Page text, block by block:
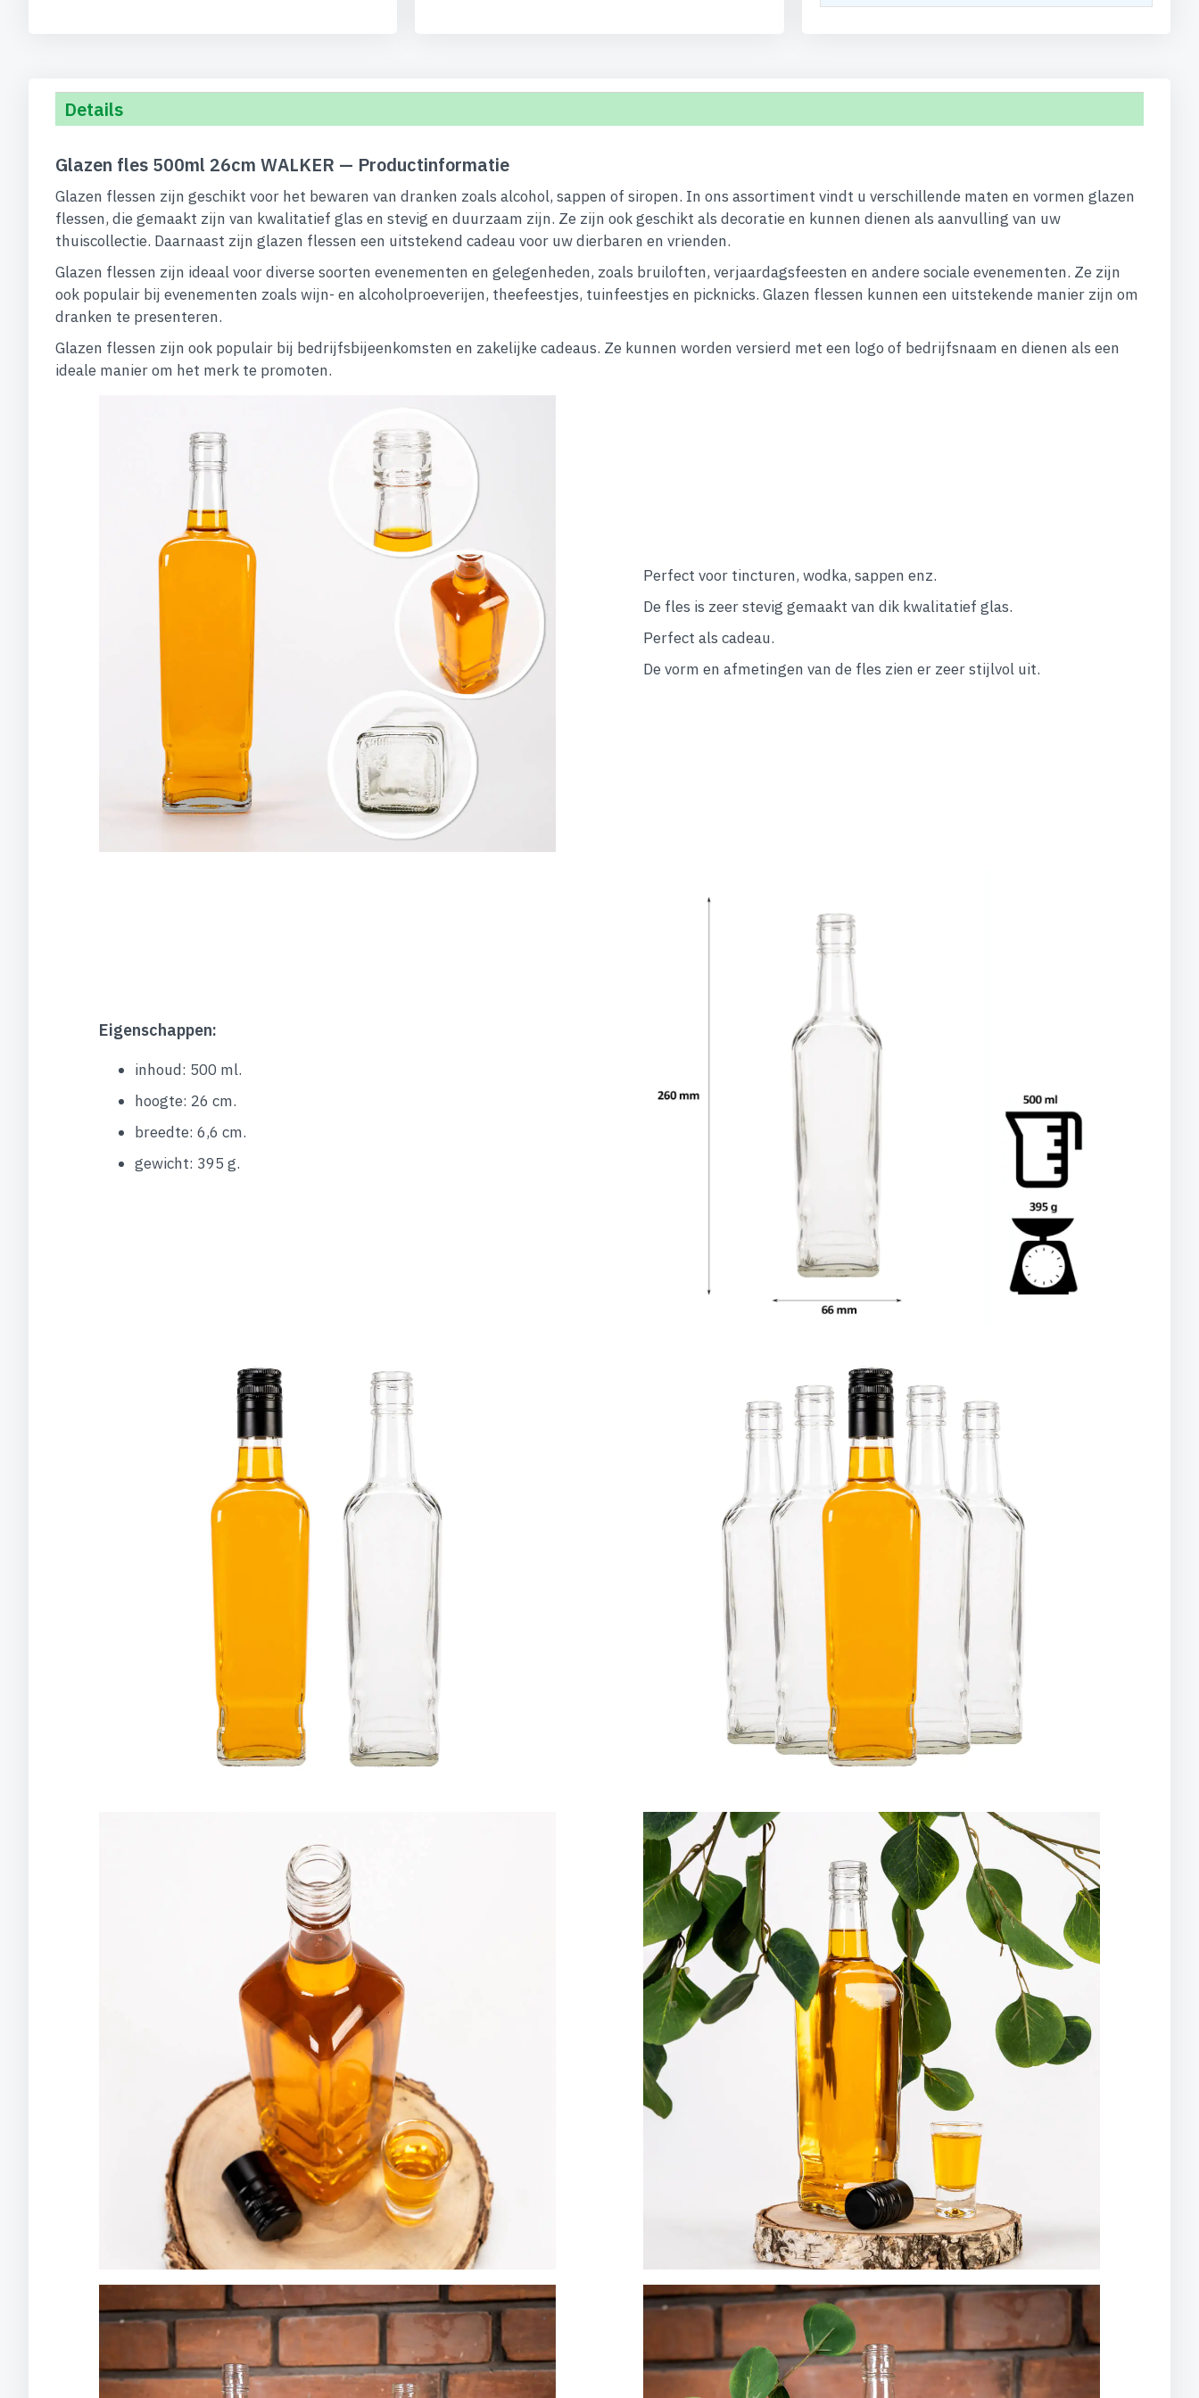
gallerij
Details
Glazen fles 500ml 26cm WALKER — Productinformatie
Glazen flessen zijn geschikt voor het bewaren van dranken zoals alcohol, sappen of siropen. In ons assortiment vindt u verschillende maten en vormen glazen
flessen, die gemaakt zijn van kwalitatief glas en stevig en duurzaam zijn. Ze zijn ook geschikt als decoratie en kunnen dienen als aanvulling van uw
thuiscollectie. Daarnaast zijn glazen flessen een uitstekend cadeau voor uw dierbaren en vrienden.
Glazen flessen zijn ideaal voor diverse soorten evenementen en gelegenheden, zoals bruiloften, verjaardagsfeesten en andere sociale evenementen. Ze zijn
ook populair bij evenementen zoals wijn- en alcoholproeverijen, theefeestjes, tuinfeestjes en picknicks. Glazen flessen kunnen een uitstekende manier zijn om
dranken te presenteren.
Glazen flessen zijn ook populair bij bedrijfsbijeenkomsten en zakelijke cadeaus. Ze kunnen worden versierd met een logo of bedrijfsnaam en dienen als een
ideale manier om het merk te promoten.
Perfect voor tincturen, wodka, sappen enz.
De fles is zeer stevig gemaakt van dik kwalitatief glas.
Perfect als cadeau.
De vorm en afmetingen van de fles zien er zeer stijlvol uit.
Eigenschappen:
inhoud: 500 ml.
hoogte: 26 cm.
breedte: 6,6 cm.
gewicht: 395 g.